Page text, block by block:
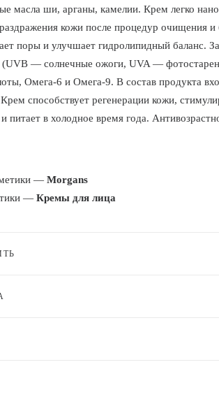
масла ши, арганы, камелии. Крем легко
кожи после процедур очищения и
поры и улучшает гидролипидный баланс.
(UVB — солнечные ожоги, UVA —
Омега-6 и Омега-9. В состав продукта
способствует регенерации кожи,
питает в холодное время года.
— Morgans
— Кремы для лица